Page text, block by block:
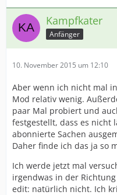
Kampfkater
Anfänger
10. November 2015 um 12:10
Aber wenn ich nicht mal
Mod relativ wenig.
paar Mal probiert und
festgestellt, dass es nicht
abonnierte Sachen
Daher finde ich das ja so
Ich werde jetzt mal
irgendwas in der
edit: natürlich nicht. Ich